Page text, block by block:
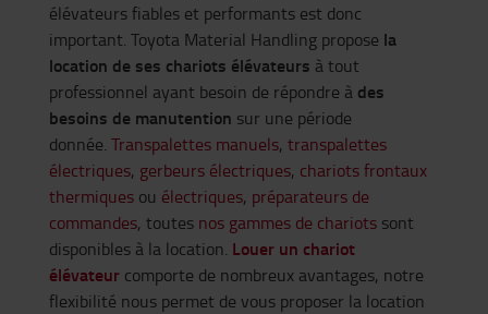
élévateurs fiables et performants est donc
important. Toyota Material Handling propose la
location de ses chariots élévateurs à tout
professionnel ayant besoin de répondre à des
besoins de manutention sur une période
donnée. Transpalettes manuels, transpalettes
électriques, gerbeurs électriques, chariots frontaux
thermiques ou électriques, préparateurs de
commandes, toutes nos gammes de chariots sont
disponibles à la location. Louer un chariot
élévateur comporte de nombreux avantages, notre
flexibilité nous permet de vous proposer la location